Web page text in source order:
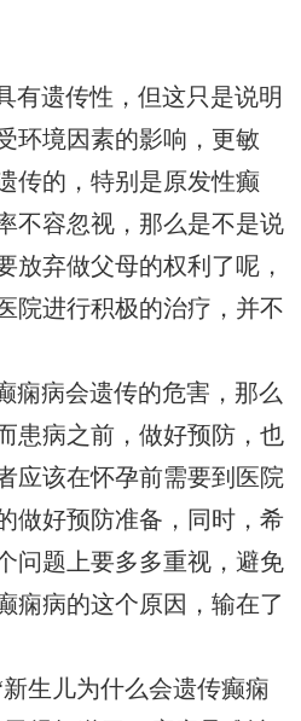
有遗传性，但这只是说明
环境因素的影响，更敏
传的，特别是原发性癫
不容忽视，那么是不是说
放弃做父母的权利了呢，
院进行积极的治疗，并不
痫病会遗传的危害，那么
患病之前，做好预防，也
应该在怀孕前需要到医院
做好预防准备，同时，希
问题上要多多重视，避免
痫病的这个原因，输在了
生儿为什么会遗传癫痫